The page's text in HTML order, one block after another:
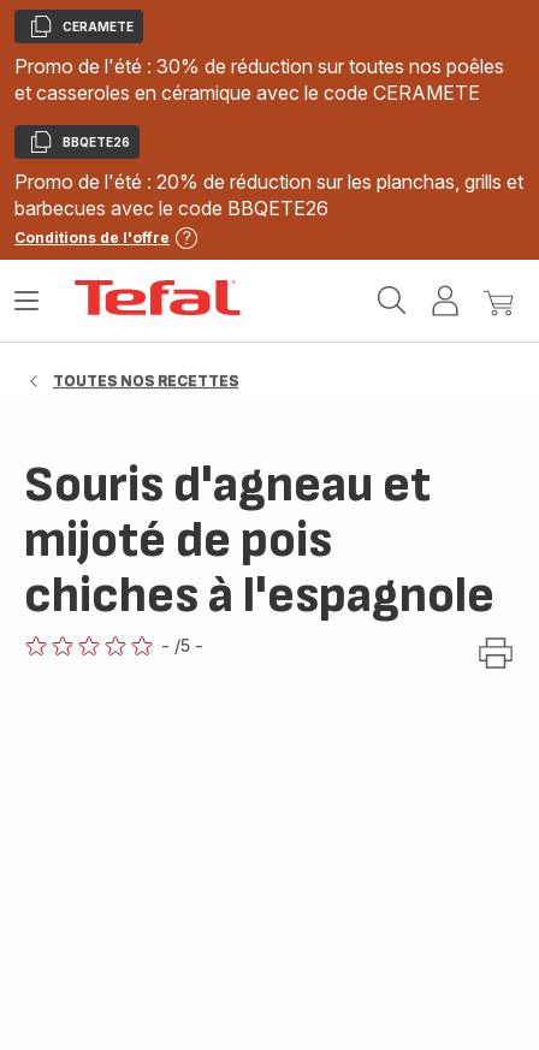
Copier
CERAMETE
Promo de l'été : 30% de réduction sur toutes nos poêles
et casseroles en céramique avec le code CERAMETE
Copier
BBQETE26
Promo de l'été : 20% de réduction sur les planchas, grills et
barbecues avec le code BBQETE26
Conditions de l'offre
MonMon
Ouvrir
TOUTES NOS RECETTES
Souris d'agneau et
mijoté de pois
chiches à l'espagnole
- /5 -